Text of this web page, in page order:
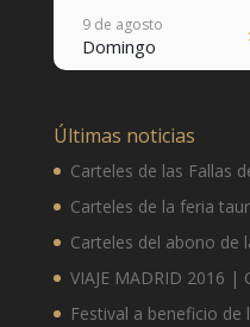
9 de agosto
Domingo
Martes
Miércoles
13 de agosto
Jueves
Últimas noticias
Carteles de las Fallas
Carteles de la feria
Carteles del abono de
VIAJE MADRID 2016 |
Festival a beneficio